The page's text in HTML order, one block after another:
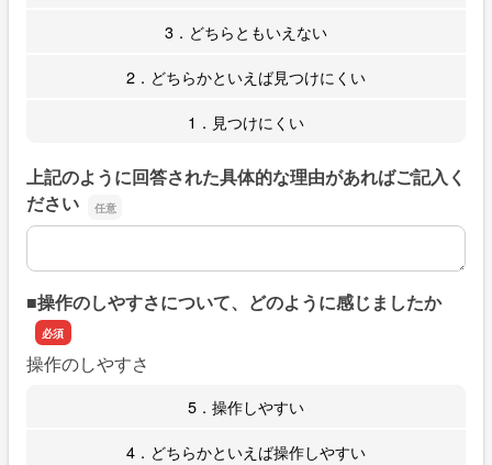
3．どちらともいえない
2．どちらかといえば見つけにくい
1．見つけにくい
上記のように回答された具体的な理由があればご記入く
ださい
上記のように回答された具体的な理由があればご記入くだ
■操作のしやすさについて、どのように感じましたか
操作のしやすさ
5．操作しやすい
4．どちらかといえば操作しやすい